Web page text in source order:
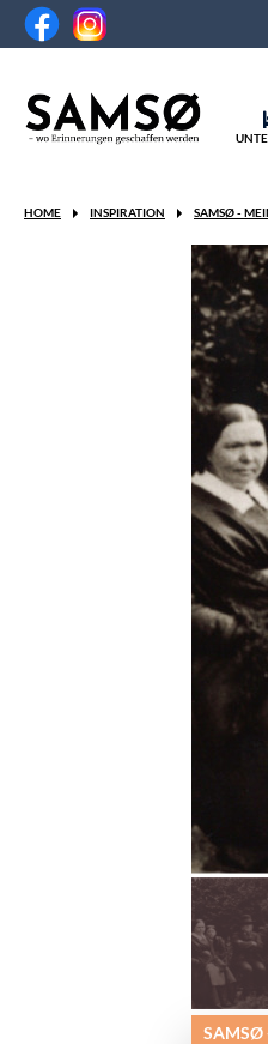
HOME INSPIRATION SAMSØ -
SAMSØ